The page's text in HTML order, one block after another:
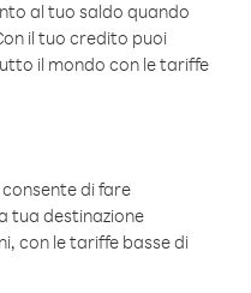
al tuo saldo quando
il tuo credito puoi
il mondo con le tariffe
di fare
tua destinazione
con le tariffe basse di